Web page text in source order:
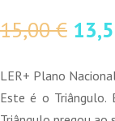
15,00€ O
era:
LER+ Plano
Este é o